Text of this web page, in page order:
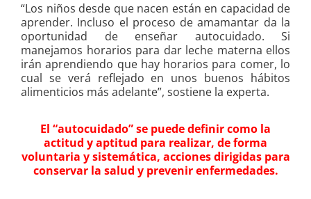
“Los niños desde que nacen están en capacidad de
aprender. Incluso el proceso de amamantar da la
oportunidad de enseñar autocuidado. Si
manejamos horarios para dar leche materna ellos
irán aprendiendo que hay horarios para comer, lo
cual se verá reflejado en unos buenos hábitos
alimenticios más adelante”, sostiene la experta.
El “autocuidado” se puede definir como la
actitud y aptitud para realizar, de forma
voluntaria y sistemática, acciones dirigidas para
conservar la salud y prevenir enfermedades.